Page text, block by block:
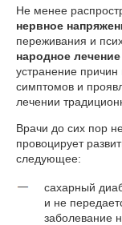
Не менее
нервное
переживания и
народное
устранение
симптомов и
лечении
Врачи до сих пор
провоцирует
следующее:
сахарный
и не
заболевание